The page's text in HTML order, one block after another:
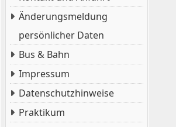
Änderungsmeldung
persönlicher Daten
Bus & Bahn
Impressum
Datenschutzhinweise
Praktikum